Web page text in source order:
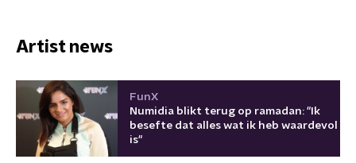
Artist news
FunX
Numidia blikt terug op ramadan: "Ik
besefte dat alles wat ik heb waardevol
is"